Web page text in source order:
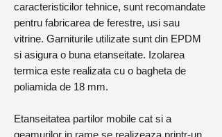
caracteristicilor tehnice, sunt recomandate
pentru fabricarea de ferestre, usi sau
vitrine. Garniturile utilizate sunt din EPDM
si asigura o buna etanseitate. Izolarea
termica este realizata cu o bagheta de
poliamida de 18 mm.
Etanseitatea partilor mobile cat si a
geamurilor in rame se realizeaza printr-un